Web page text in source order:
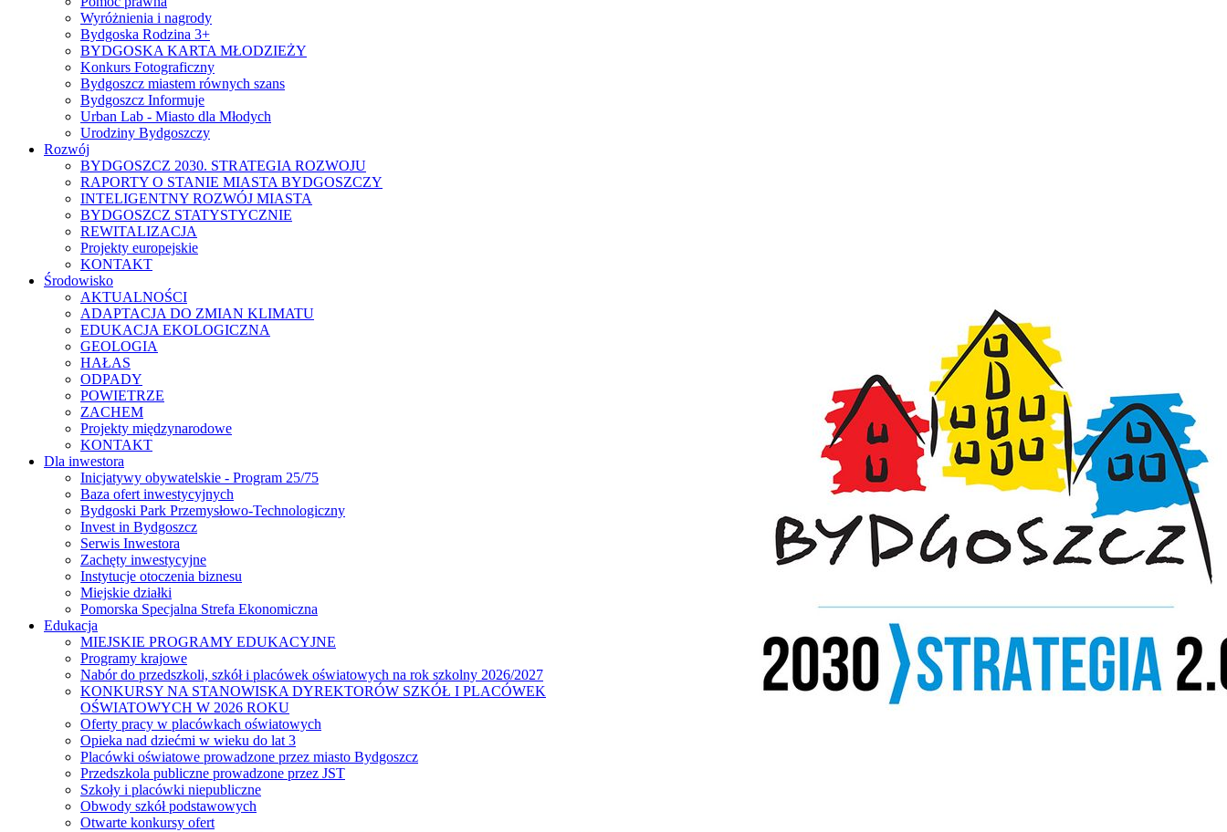
Wyróżnienia i nagrody
Bydgoska Rodzina 3+
BYDGOSKA KARTA MŁODZIEŻY
Konkurs Fotograficzny
Bydgoszcz miastem równych szans
Bydgoszcz Informuje
Urban Lab - Miasto dla Młodych
Urodziny Bydgoszczy
Rozwój
BYDGOSZCZ 2030. STRATEGIA ROZWOJU
RAPORTY O STANIE MIASTA BYDGOSZCZY
INTELIGENTNY ROZWÓJ MIASTA
BYDGOSZCZ STATYSTYCZNIE
REWITALIZACJA
Projekty europejskie
KONTAKT
Środowisko
AKTUALNOŚCI
ADAPTACJA DO ZMIAN KLIMATU
EDUKACJA EKOLOGICZNA
GEOLOGIA
HAŁAS
ODPADY
POWIETRZE
ZACHEM
Projekty międzynarodowe
KONTAKT
Dla inwestora
Inicjatywy obywatelskie - Program 25/75
Baza ofert inwestycyjnych
Bydgoski Park Przemysłowo-Technologiczny
Invest in Bydgoszcz
Serwis Inwestora
Zachęty inwestycyjne
Instytucje otoczenia biznesu
Miejskie działki
Pomorska Specjalna Strefa Ekonomiczna
Edukacja
MIEJSKIE PROGRAMY EDUKACYJNE
Programy krajowe
Nabór do przedszkoli, szkół i placówek oświatowych na rok szkolny 2026/2027
KONKURSY NA STANOWISKA DYREKTORÓW SZKÓŁ I PLACÓWEK
OŚWIATOWYCH W 2026 ROKU
Oferty pracy w placówkach oświatowych
Opieka nad dziećmi w wieku do lat 3
Placówki oświatowe prowadzone przez miasto Bydgoszcz
Przedszkola publiczne prowadzone przez JST
Szkoły i placówki niepubliczne
Obwody szkół podstawowych
Otwarte konkursy ofert